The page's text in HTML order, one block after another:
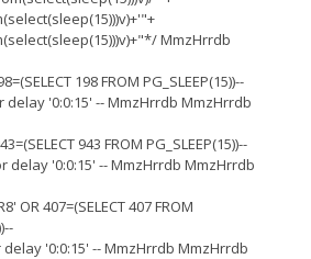
MmzHrrdb
198 FROM PG_SLEEP(15))--
delay '0:0:15' -- MmzHrrdb MmzHrrdb
943 FROM PG_SLEEP(15))--
delay '0:0:15' -- MmzHrrdb MmzHrrdb
OR 407=(SELECT 407 FROM
delay '0:0:15' -- MmzHrrdb MmzHrrdb